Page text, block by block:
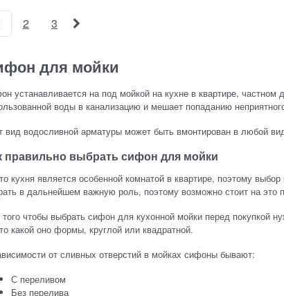
2 3
для мойки
устанавливается на под мойкой на кухне в квартире,
воды в канализацию и мешает попаданию
вид водосливной арматуры может быть вмонтирован в любой
правильно выбрать сифон для мойки
кухня является особенной комнатой в квартире, поэтому
в дальнейшем важную роль, поэтому возможно стоит на это
чтобы выбрать сифон для кухонной мойки перед покупкой
какой оно формы, круглой или квадратной.
от сливных отверстий в мойках сифоны бывают:
С переливом
Без перелива